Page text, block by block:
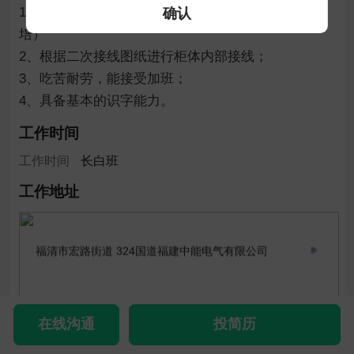
1、年龄30-40岁，男性；（无经验人员会安排师傅教
培）
2、根据二次接线图纸进行柜体内部接线；
3、吃苦耐劳，能接受加班；
4、具备基本的识字能力。
工作时间
工作时间 长白班
工作地址
福清市宏路街道 324国道福建中能电气有限公司
在线沟通 投简历
确认